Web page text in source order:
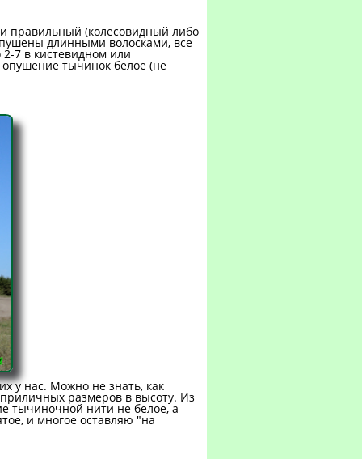
правильный (колесовидный либо
длинными волосками, все
7 в кистевидном или
тычинок белое (не
у нас. Можно не знать, как
размеров в высоту. Из
тычиночной нити не белое, а
и многое оставляю "на